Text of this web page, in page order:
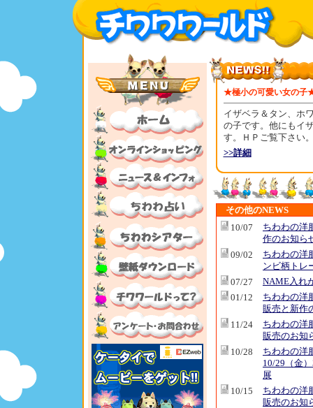
★極小の可愛い女の子
イザベラ＆タン、ホ
の子です。他にもイ
す。ＨＰご覧下さい
>>詳細
その他のNEWS
10/07
ちわわの洋
作のお知ら
09/02
ちわわの洋
ンビ柄トレ
07/27
NAME入れ
01/12
ちわわの洋
販売と新作
11/24
ちわわの洋
販売のお知
10/28
ちわわの
10/29（金
展
10/15
ちわわの洋
販売のお知